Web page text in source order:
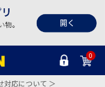
0
対応について ＞